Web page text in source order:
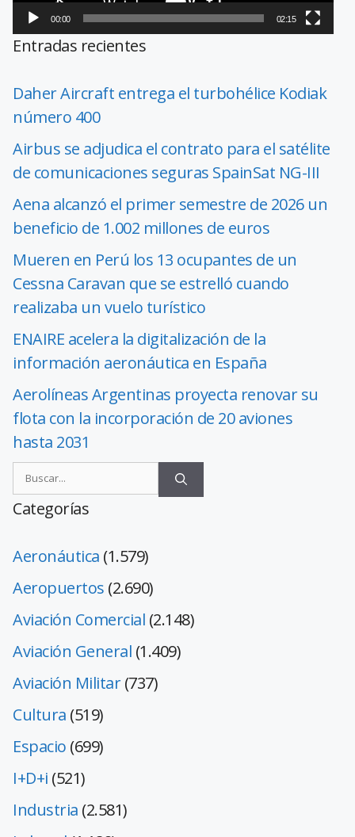
00:00 02:15
Entradas recientes
Daher Aircraft entrega el turbohélice Kodiak
número 400
Airbus se adjudica el contrato para el satélite
de comunicaciones seguras SpainSat NG-III
Aena alcanzó el primer semestre de 2026 un
beneficio de 1.002 millones de euros
Mueren en Perú los 13 ocupantes de un
Cessna Caravan que se estrelló cuando
realizaba un vuelo turístico
ENAIRE acelera la digitalización de la
información aeronáutica en España
Aerolíneas Argentinas proyecta renovar su
flota con la incorporación de 20 aviones
hasta 2031
Categorías
Aeronáutica (1.579)
Aeropuertos (2.690)
Aviación Comercial (2.148)
Aviación General (1.409)
Aviación Militar(737)
Cultura (519)
Espacio (699)
I+D+i (521)
Industria (2.581)